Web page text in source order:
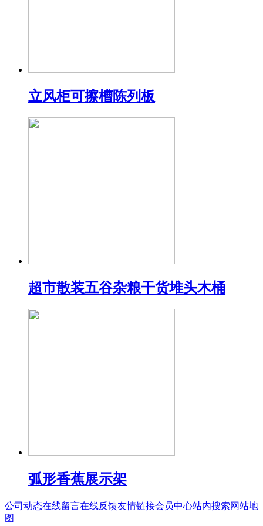
立风柜可擦槽陈列板
超市散装五谷杂粮干货堆头木桶
弧形香蕉展示架
公司动态在线留言在线反馈友情链接会员中心站内搜索网站地
图